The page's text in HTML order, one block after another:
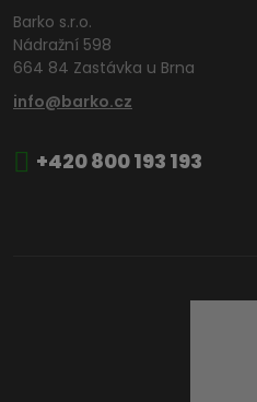
Barko s.r.o.
Nádražní 598
664 84 Zastávka u Brna
info@barko.cz
+420 800 193 193